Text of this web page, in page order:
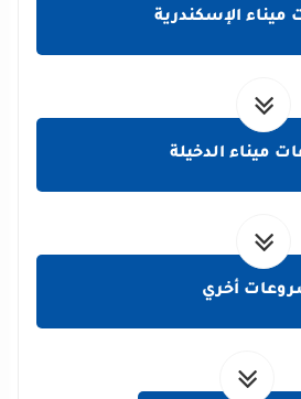
الإسكندرية
ميناء الدخيلة
أخري